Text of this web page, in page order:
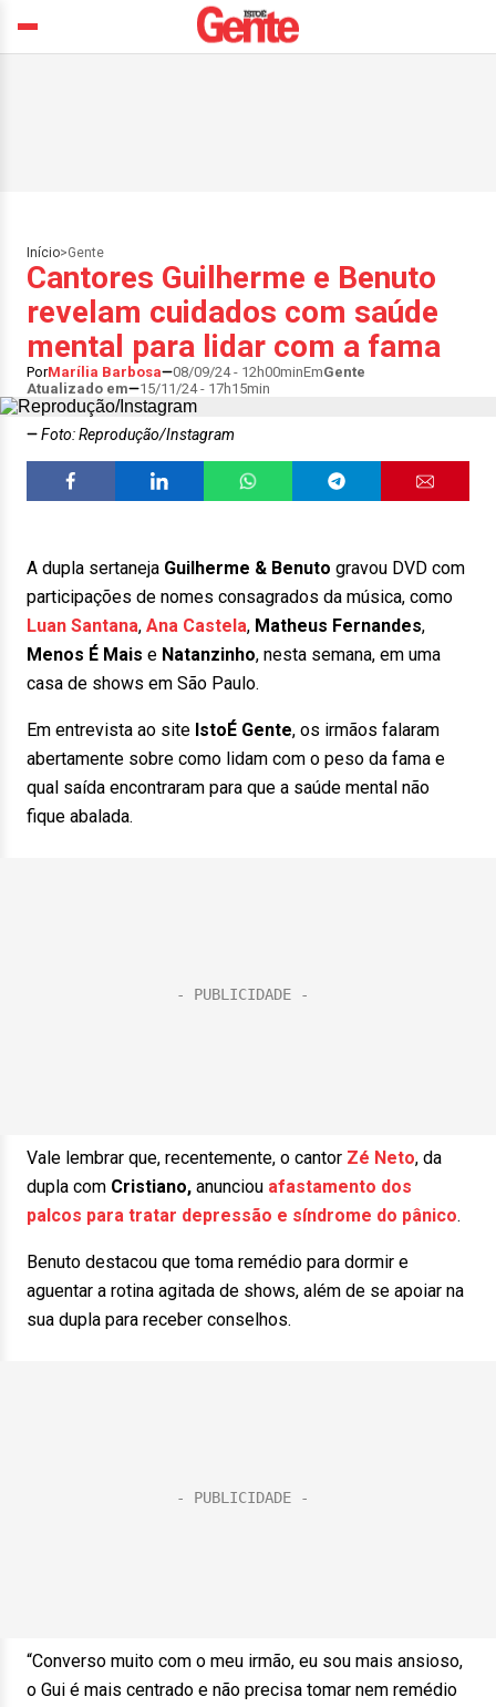
Início>Gente
Cantores Guilherme e Benuto
revelam cuidados com saúde
mental para lidar com a fama
PorMarília Barbosa 08/09/24 - 12h00minEmGente
Atualizado em
15/11/24 - 17h15min
Foto: Reprodução/Instagram
A dupla sertaneja Guilherme & Benuto gravou DVD com
participações de nomes consagrados da música, como
Luan Santana, Ana Castela, Matheus Fernandes,
Menos É Mais e Natanzinho, nesta semana, em uma
casa de shows em São Paulo.
Em entrevista ao site IstoÉ Gente, os irmãos falaram
abertamente sobre como lidam com o peso da fama e
qual saída encontraram para que a saúde mental não
fique abalada.
Vale lembrar que, recentemente, o cantor Zé Neto, da
dupla com Cristiano, anunciou afastamento dos
palcos para tratar depressão e síndrome do pânico.
Benuto destacou que toma remédio para dormir e
aguentar a rotina agitada de shows, além de se apoiar na
sua dupla para receber conselhos.
“Converso muito com o meu irmão, eu sou mais ansioso,
o Gui é mais centrado e não precisa tomar nem remédio